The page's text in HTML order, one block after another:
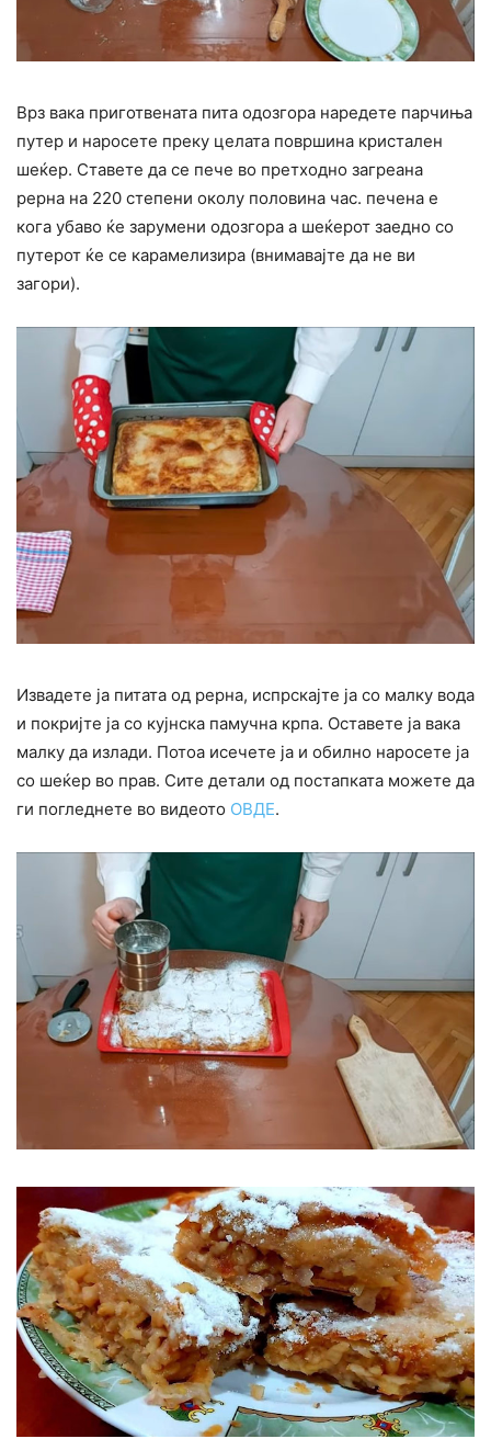
Врз вака приготвената пита одозгора наредете парчиња
путер и наросете преку целата површина кристален
шеќер. Ставете да се пече во претходно загреана
рерна на 220 степени околу половина час. печена е
кога убаво ќе зарумени одозгора а шеќерот заедно со
путерот ќе се карамелизира (внимавајте да не ви
загори).
Извадете ја питата од рерна, испрскајте ја со малку вода
и покријте ја со кујнска памучна крпа. Оставете ја вака
малку да излади. Потоа исечете ја и обилно наросете ја
со шеќер во прав. Сите детали од постапката можете да
ги погледнете во видеото ОВДЕ.